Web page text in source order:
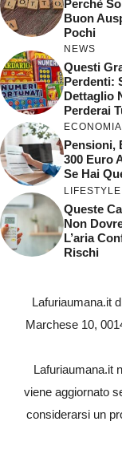
Perchè
Buon
Pochi
NEWS
Questi
Perdenti:
Dettaglio
Perderai
ECONOMIA
Pensioni,
300 Euro
Se Hai
LIFESTYLE
Queste
Non
L’aria
Rischi
Lafuriaumana.it
Marchese 10,
Lafuriaumana.it
viene aggiornato
considerarsi un